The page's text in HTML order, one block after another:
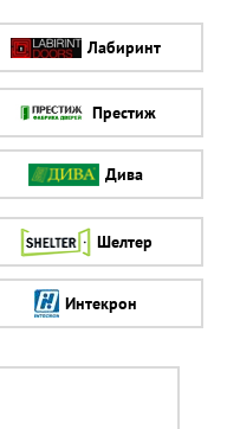
Лабиринт
Престиж
Дива
Шелтер
Интекрон